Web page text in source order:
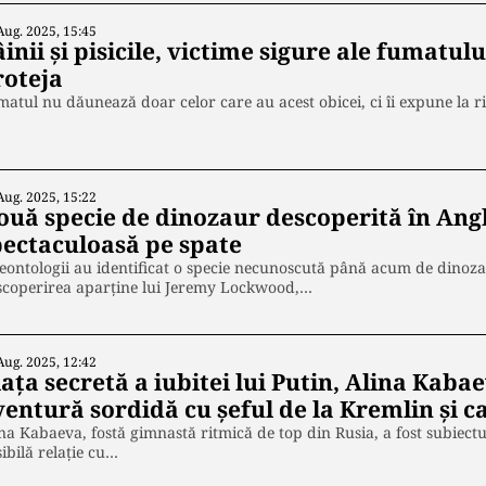
2025, 15:45
şi pisicile, victime sigure ale
nu dăunează doar celor care au acest obicei, ci îi expune la
2025, 15:22
specie de dinozaur descoperită în
pe spate
au identificat o specie necunoscută până acum de
aparține lui Jeremy Lockwood,…
2025, 12:42
secretă a iubitei lui Putin, Alina
sordidă cu șeful de la Kremlin și
Kabaeva, fostă gimnastă ritmică de top din Rusia, a fost
relație cu…